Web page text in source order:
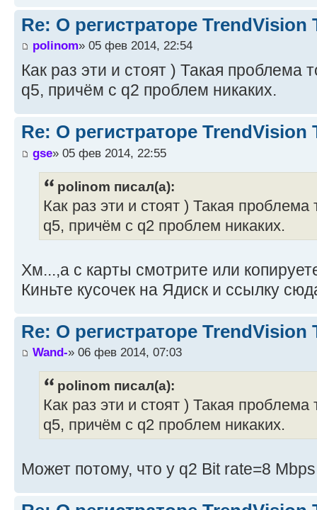
Re: О регистраторе TrendVision
polinom» 05 фев 2014, 22:54
Как раз эти и стоят ) Такая проблема
q5, причём с q2 проблем никаких.
Re: О регистраторе TrendVision
gse» 05 фев 2014, 22:55
polinom писал(а):
Как раз эти и стоят ) Такая
q5, причём с q2 проблем никаких.
Хм...,а с карты смотрите или
Киньте кусочек на Ядиск и ссылку
Re: О регистраторе TrendVision
Wand-» 06 фев 2014, 07:03
polinom писал(а):
Как раз эти и стоят ) Такая
q5, причём с q2 проблем никаких.
Может потому, что у q2 Bit rate=8